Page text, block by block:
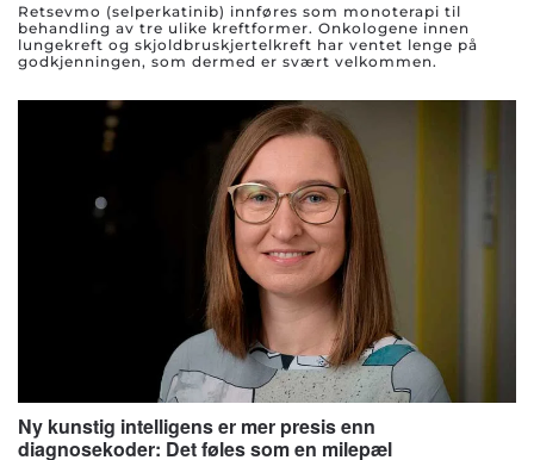
Retsevmo (selperkatinib) innføres som monoterapi til
behandling av tre ulike kreftformer. Onkologene innen
lungekreft og skjoldbruskjertelkreft har ventet lenge på
godkjenningen, som dermed er svært velkommen.
Ny kunstig intelligens er mer presis enn
diagnosekoder: Det føles som en milepæl